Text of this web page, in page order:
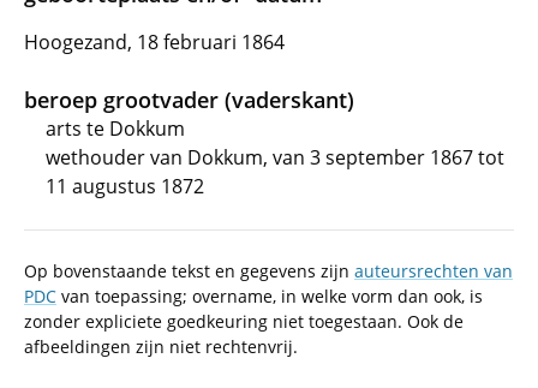
Hoogezand, 18 februari 1864
beroep grootvader (vaderskant)
arts te Dokkum
wethouder van Dokkum, van 3 september 1867 tot
11 augustus 1872
Op bovenstaande tekst en gegevens zijn auteursrechten van
PDC van toepassing; overname, in welke vorm dan ook, is
zonder expliciete goedkeuring niet toegestaan. Ook de
afbeeldingen zijn niet rechtenvrij.